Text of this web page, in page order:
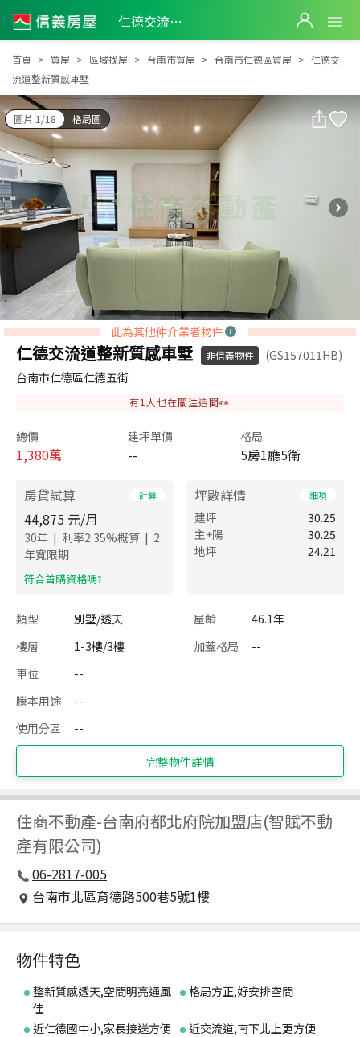
仁德交流道整新質感車墅
仁德交流道整新質感車墅
首頁 買屋 區域找屋 台南市買屋 台南市仁德區買屋
仁德交
流道整新質感車墅
圖片 1/18 格局圖
此為其他仲介業者物件
仁德交流道整新質感車墅 非信義物件
(GS157011HB)
台南市仁德區仁德五街
有1 人也在關注這間👀
總價
1,380萬
建坪單價
--
格局
5房1廳5衛
房貸試算 計算
44,875 元/月
30年 | 利率2.35%概算 | 2
年寬限期
​符合首購資格嗎?
坪數詳情 細項
建坪
30.25
主+陽
30.25
地坪
24.21
類型 別墅/透天 屋齡
46.1年
樓層
1-3樓/3樓 加蓋格局
--
車位
--
謄本用途
--
使用分區
--
完整物件詳情
住商不動產-台南府都北府院加盟店(智賦不動
產有限公司)
06-2817-005
台南市北區育德路500巷5號1樓
物件特色
整新質感透天,空間明亮通風
佳
格局方正,好安排空間
近仁德國中小,家長接送方便
近交流道,南下北上更方便